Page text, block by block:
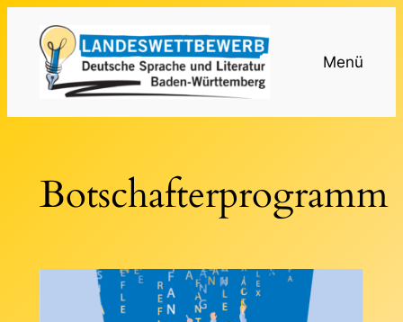
Inhalt
springen
Menü
Botschafterprogramm